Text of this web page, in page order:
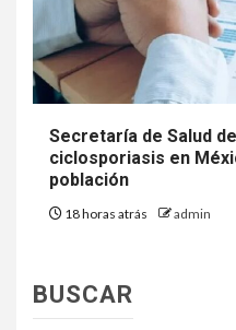
Secretaría de Salud
ciclosporiasis en
población
18 horas atrás admin
BUSCAR